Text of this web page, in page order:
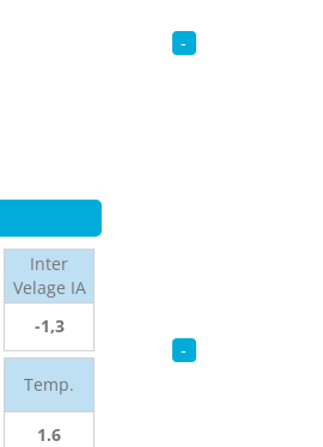
Inter
Velage IA
-1,3
Temp.
1.6
-
-